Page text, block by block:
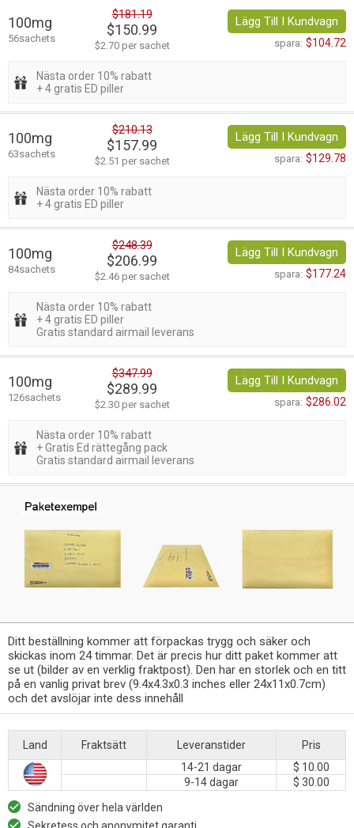
100mg
56sachets
$181.19
$150.99
$2.70 per sachet
Lägg Till I Kundvagn
spara: $104.72
Nästa order 10% rabatt
+ 4 gratis ED piller
100mg
63sachets
$210.13
$157.99
$2.51 per sachet
Lägg Till I Kundvagn
spara: $129.78
Nästa order 10% rabatt
+ 4 gratis ED piller
100mg
84sachets
$248.39
$206.99
$2.46 per sachet
Lägg Till I Kundvagn
spara: $177.24
Nästa order 10% rabatt
+ 4 gratis ED piller
Gratis standard airmail leverans
100mg
126sachets
$347.99
$289.99
$2.30 per sachet
Lägg Till I Kundvagn
spara: $286.02
Nästa order 10% rabatt
+ Gratis Ed rättegång pack
Gratis standard airmail leverans
Ditt beställning kommer att förpackas trygg och säker och
skickas inom 24 timmar. Det är precis hur ditt paket kommer att
se ut (bilder av en verklig fraktpost). Den har en storlek och en titt
på en vanlig privat brev (9.4x4.3x0.3 inches eller 24x11x0.7cm)
och det avslöjar inte dess innehåll
Land Fraktsätt Leveranstider
Pris
14-21 dagar
$ 10.00
9-14 dagar
$ 30.00
Sändning över hela världen